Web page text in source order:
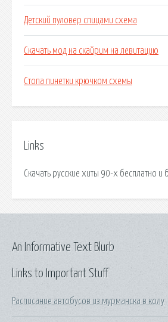
Детский пуловер спицами схема
Скачать мод на скайрим на левитацию
Стопа пинетки крючком схемы
Links
Скачать русские хиты 90-х бесплатно и
Links to Important Stuff
Расписание автобусов из мурманска в колу
An Informative Text Blurb